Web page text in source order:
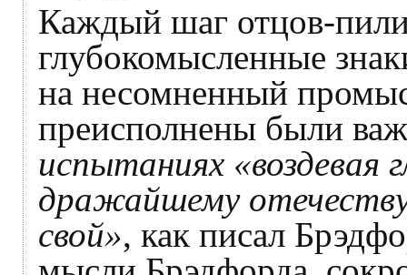
Каждый шаг отцов-
глубокомысленные
на несомненный
преисполнены были
испытаниях «воздевая
дражайшему отечеству
свой», как писал